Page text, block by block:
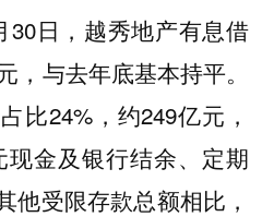
30日，越秀地产有息借
，与去年底基本持平。
比24%，约249亿元，
现金及银行结余、定期
他受限存款总额相比，